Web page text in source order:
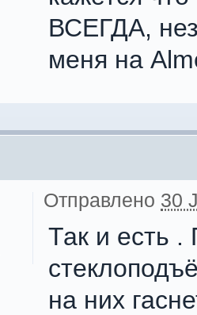
ВСЕГДА,
меня на
Отправлено 30
Так и есть
на них